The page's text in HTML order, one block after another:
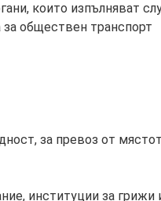
които изпълняват
обществен транспорт
за превоз от
институции за грижи